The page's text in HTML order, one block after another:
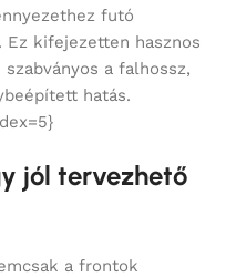
futó
kifejezetten hasznos
a falhossz,
hatás.
jól tervezhető
a frontok